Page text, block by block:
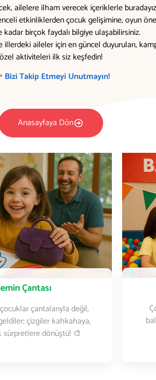
ailelere ilham verecek içeriklerle
etkinliklerden çocuk gelişimine, oyun
kadar birçok faydalı bilgiye ulaşabilirsiniz.
aileler için en güncel duyuruları,
özel aktiviteleri ilk siz keşfedin!
Bizi Takip Etmeyi Unutmayın!
Anasayfaya Dön
Çantası
çantalarıyla değil,
çizgiler kahkahaya,
dönüştü! 🎨